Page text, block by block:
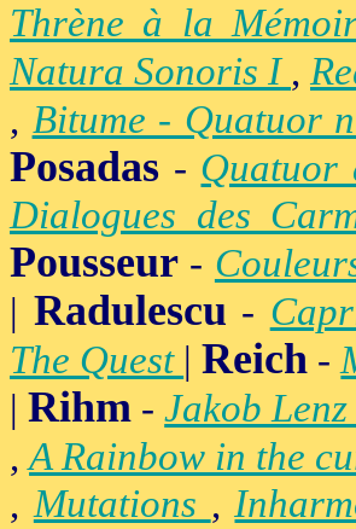
Thrène à la
Natura Sonoris I ,
, Bitume - Quatuor
Posadas -
Dialogues des
Pousseur -
| Radulescu -
The Quest |Reich -
|Rihm -Jakob Lenz
,A Rainbow in the
,Mutations ,